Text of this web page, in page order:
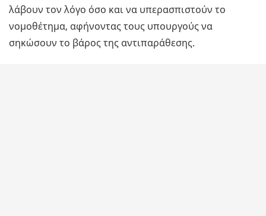
λάβουν τον λόγο όσο και να υπερασπιστούν το
νομοθέτημα, αφήνοντας τους υπουργούς να
σηκώσουν το βάρος της αντιπαράθεσης.